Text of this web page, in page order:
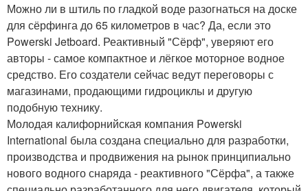
Можно ли в штиль по гладкой воде разогнаться на доске
для сёрфинга до 65 километров в час? Да, если это
Powerski Jetboard. Реактивный "Сёрф", уверяют его
авторы - самое компактное и лёгкое моторное водное
средство. Его создатели сейчас ведут переговоры с
магазинами, продающими гидроциклы и другую
подобную технику.
Молодая калифорнийская компания Powerski
International была создана специально для разработки,
производства и продвижения на рынок принципиально
нового водного снаряда - реактивного "Сёрфа", а также